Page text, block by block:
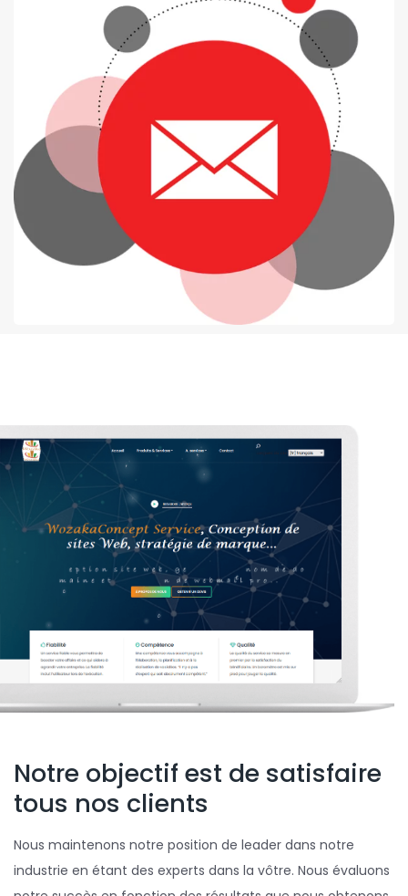
Notre objectif est de satisfaire
tous nos clients
Nous maintenons notre position de leader dans notre
industrie en étant des experts dans la vôtre. Nous évaluons